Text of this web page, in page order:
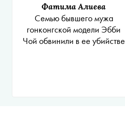
Фатима Алиева
Cемью бывшего мужа
гонконгской модели Эбби
Чой обвинили в ее убийстве